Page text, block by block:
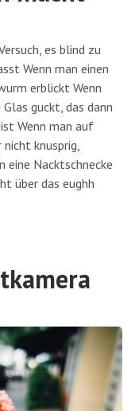
es blind zu
Wenn man einen
erblickt Wenn
guckt, das dann
Wenn man auf
knusprig,
eine Nacktschnecke
über das eughh